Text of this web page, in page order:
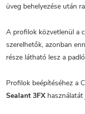
üveg behelyezése után
A profilok közvetlenül a
szerelhetők, azonban
része látható lesz a
Profilok beépítéséhez a
Sealant 3FXhasználatát